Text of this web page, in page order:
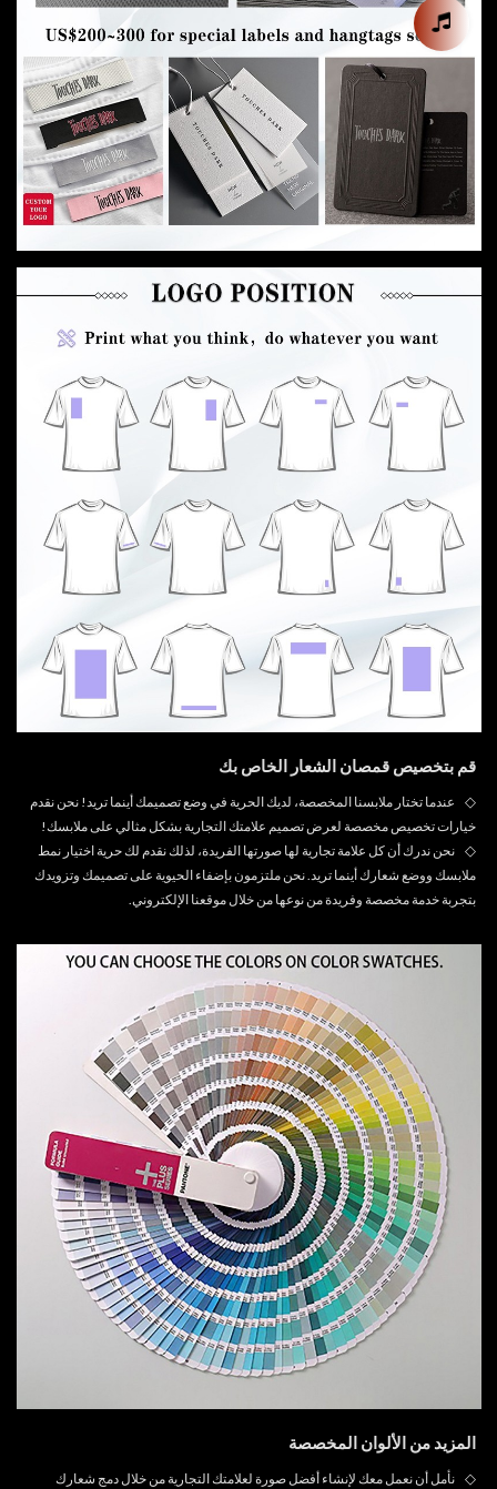
قم بتخصيص قمصان الشعار الخاص بك
◇
عندما تختار ملابسنا المخصصة، لديك الحرية في وضع تصميمك أينما تريد! نحن نقدم
خيارات تخصيص مخصصة لعرض تصميم علامتك التجارية بشكل مثالي على ملابسك!
◇
نحن ندرك أن كل علامة تجارية لها صورتها الفريدة، لذلك نقدم لك حرية اختيار نمط
ملابسك ووضع شعارك أينما تريد. نحن ملتزمون بإضفاء الحيوية على تصميمك وتزويدك
بتجربة خدمة مخصصة وفريدة من نوعها من خلال موقعنا الإلكتروني.
المزيد من الألوان المخصصة
◇
نأمل أن نعمل معك لإنشاء أفضل صورة لعلامتك التجارية من خلال دمج شعارك